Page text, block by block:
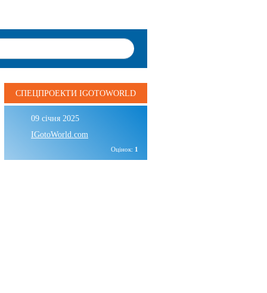
СПЕЦПРОЕКТИ IGOTOWORLD
09 січня 2025
IGotoWorld.com
Оцінок: 1